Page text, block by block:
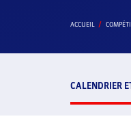
ACCUEIL
CALENDRIER